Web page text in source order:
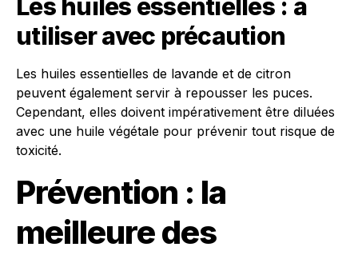
Les huiles essentielles : à
utiliser avec précaution
Les huiles essentielles de lavande et de citron
peuvent également servir à repousser les puces.
Cependant, elles doivent impérativement être diluées
avec une huile végétale pour prévenir tout risque de
toxicité.
Prévention : la
meilleure des